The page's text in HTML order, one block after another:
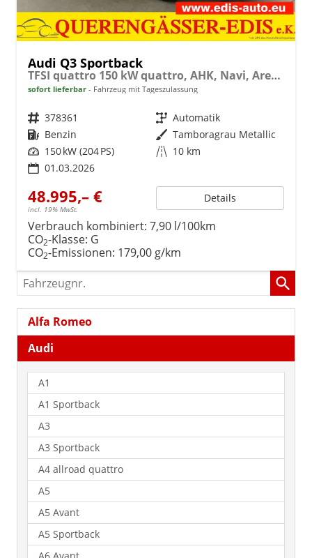
Audi Q3 Sportback
TFSI quattro 150 kW quattro, AHK, Navi, AreaView, Side, Sound, Winter, 18-Zoll
sofort lieferbar Fahrzeug mit Tageszulassung
Fahrzeugnr. 378361 Getriebe Automatik
Kraftstoff Benzin Außenfarbe Tamboragrau Metallic
Leistung 150 kW (204 PS) Kilometerstand 10 km
01.03.2026
48.995,– €
incl. 19% MwSt.
Details
Verbrauch kombiniert: 7,90 l/100km
CO2-Klasse: G
CO2-Emissionen: 179,00 g/km
Fahrzeugnr.
Alfa Romeo
Audi
A1
A1 Sportback
A3
A3 Sportback
A4 allroad quattro
A5
A5 Avant
A5 Sportback
A6 Avant